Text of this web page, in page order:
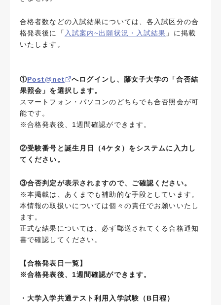
合格者数などの入試結果については、各入試区分の合
格発表後に「 入試案内~出願状況・入試結果 」に掲載
いたします。
①Post@net
へログインし、藤女子大学の「合否結
果照会」を選択します。
スマートフォン・パソコンのどちらでも合否照会が可
能です。
※合格発表後、1週間確認ができます。
②受験番号と誕生月日（4ケタ）をシステムに入力し
てください。
③合否判定が表示されますので、ご確認ください。
※本掲載は、あくまでも補助的な手段としています。
本情報の取扱いについては個々の責任でお願いいたし
ます。
正式な結果については、必ず郵送されてくる合格通知
書で確認してください。
【合格発表日一覧】
※合格発表後、1週間確認ができます。
・大学入学共通テスト利用入学試験（B日程）